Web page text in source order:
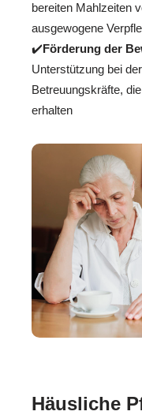
bereiten Mahlzeiten
ausgewogene
✔️Förderung der
Unterstützung bei
Betreuungskräfte,
erhalten
Häusliche